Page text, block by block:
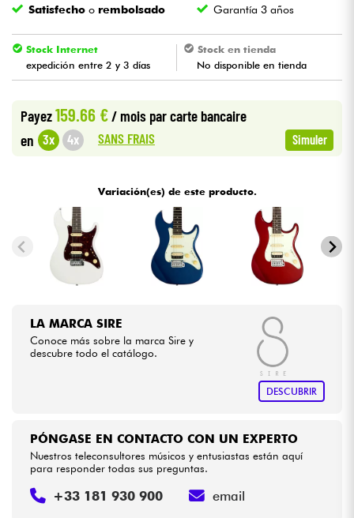
Niños
Cables & Acces.
HiFi
Ver nuestras marcas
Satisfecho o rembolsado Garantía 3 años
Stock Internet
expedición entre 2 y 3 días
Stock en tienda
No disponible en tienda
Payez159.66 €/ mois par carte bancaire
en 3x 4x SANS FRAIS Simuler
Variación(es) de este producto.
LA MARCA SIRE
Conoce más sobre la marca Sire y
descubre todo el catálogo.
DESCUBRIR
PÓNGASE EN CONTACTO CON UN EXPERTO
Nuestros teleconsultores músicos y entusiastas están aquí
para responder todas sus preguntas.
+33 181 930 900 email